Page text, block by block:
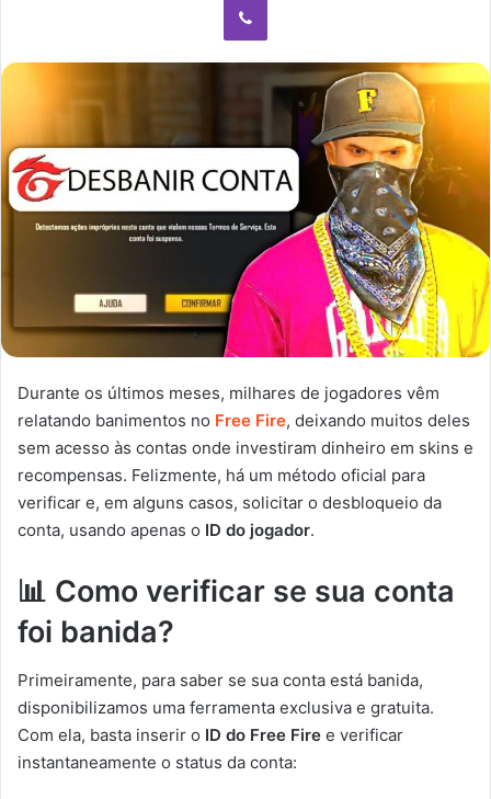
Durante os últimos meses, milhares de jogadores vêm
relatando banimentos no Free Fire, deixando muitos deles
sem acesso às contas onde investiram dinheiro em skins e
recompensas. Felizmente, há um método oficial para
verificar e, em alguns casos, solicitar o desbloqueio da
conta, usando apenas o ID do jogador.
📊 Como verificar se sua conta
foi banida?
Primeiramente, para saber se sua conta está banida,
disponibilizamos uma ferramenta exclusiva e gratuita.
Com ela, basta inserir o ID do Free Fire e verificar
instantaneamente o status da conta: